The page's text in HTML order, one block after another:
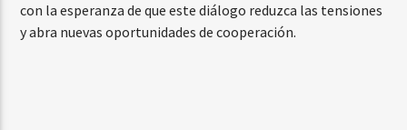
con la esperanza de que este diálogo reduzca las tensiones
y abra nuevas oportunidades de cooperación.